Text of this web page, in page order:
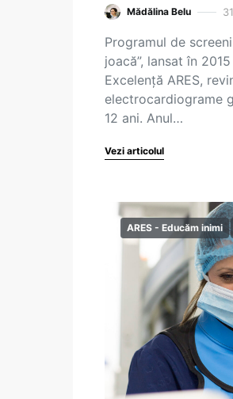
Mădălina Belu
Programul de
joacă”, lansat în
Excelență ARES,
electrocardiograme
12 ani. Anul…
Vezi articolul
ARES - Educăm inimi